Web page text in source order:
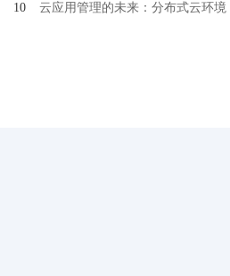
10 云应用管理的未来：分布式云环境